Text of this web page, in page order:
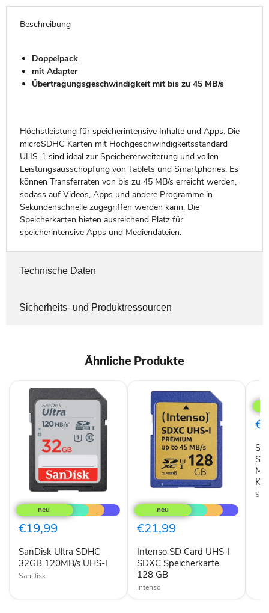
Beschreibung
Doppelpack
mit Adapter
Übertragungsgeschwindigkeit mit bis zu 45 MB/s
Höchstleistung für speicherintensive Inhalte und Apps. Die
microSDHC Karten mit Hochgeschwindigkeitsstandard
UHS-1 sind ideal zur Speichererweiterung und vollen
Leistungsausschöpfung von Tablets und Smartphones. Es
können Transferraten von bis zu 45 MB/s erreicht werden,
sodass auf Videos, Apps und andere Programme in
Sekundenschnelle zugegriffen werden kann. Die
Speicherkarten bieten ausreichend Platz für
speicherintensive Apps und Mediendateien.
Technische Daten
Sicherheits- und Produktressourcen
Ähnliche Produkte
SanDisk
Ultra
SDHC
32GB
120MB/s
€19,99
SanDisk Ultra SDHC
32GB 120MB/s UHS-I
SanDisk
SD
Card
UHS-
Speicherkarte
128
GB
€21,99
Intenso SD Card UHS-I
SDXC Speicherkarte
128 GB
Intenso
A1
64
GB
10